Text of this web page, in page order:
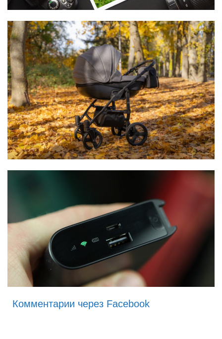
Комментарии через Facebook